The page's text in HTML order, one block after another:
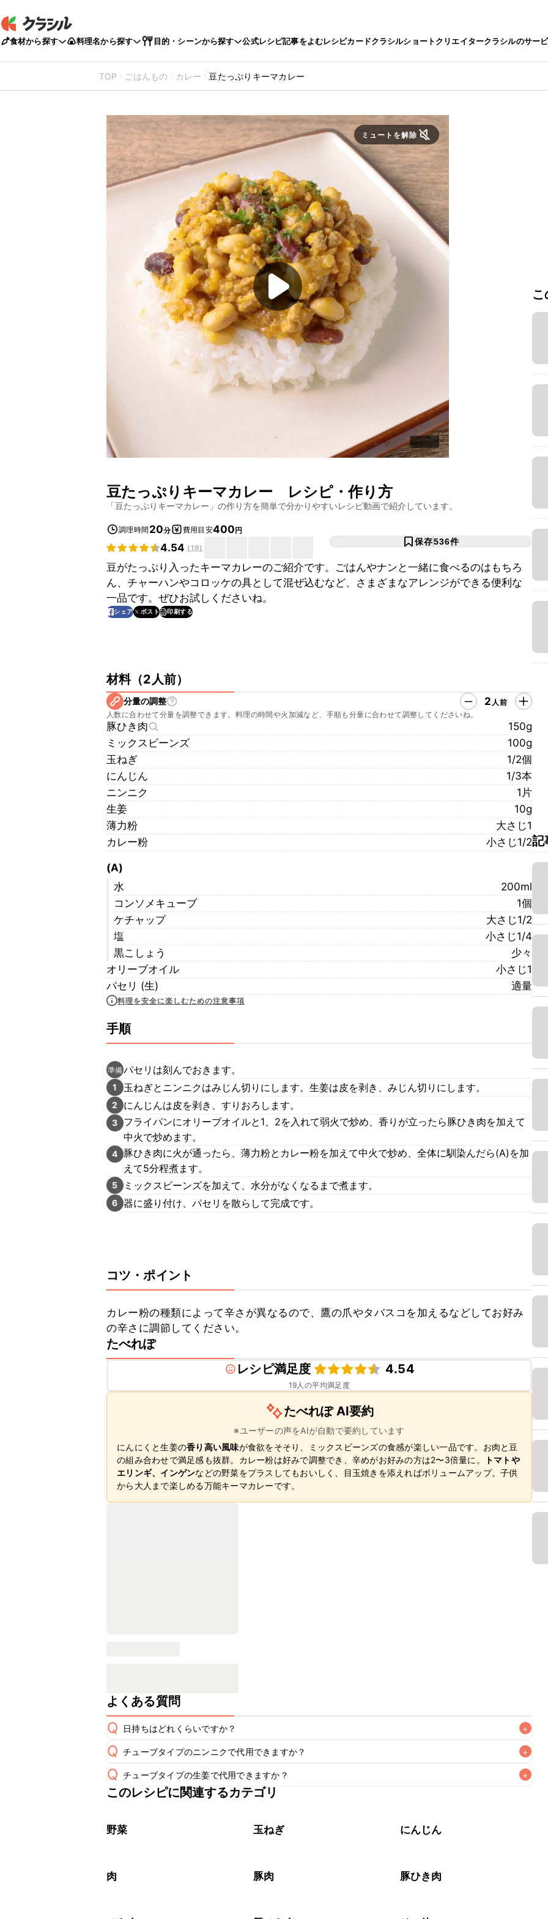
食材から探す 料理名から探す 目的・シーンから探す 公式レシピ記事をよむレシピカードクラシルショートクリエイタークラシルのサー
TOP ごはんもの カレー 豆たっぷりキーマカレー
ミュートを解除
豆たっぷりキーマカレー レシピ・作り方
「豆たっぷりキーマカレー 」の作り方を簡単で分かりやすいレシピ動画で紹介しています。
調理時間 20分 費用目安400円
4.54 (19)
保存536件
豆がたっぷり入ったキーマカレーのご紹介です。ごはんやナンと一緒に食べるのはもちろ
ん、チャーハンやコロッケの具として混ぜ込むなど、さまざまなアレンジができる便利な
一品です。ぜひお試しくださいね。
シェア ポスト 印刷する
材料（2人前）
分量の調整 2 人前
人数に合わせて分量を調整できます。料理の時間や火加減など、手順も分量に合わせて調整してくださいね。
豚ひき肉
150g
ミックスビーンズ
100g
玉ねぎ
1/2個
にんじん
1/3本
ニンニク
1片
生姜
10g
薄力粉
大さじ1
カレー粉
小さじ1/2
(A)
水
200ml
コンソメキューブ
1個
ケチャップ
大さじ1/2
塩
小さじ1/4
黒こしょう
少々
オリーブオイル
小さじ1
パセリ (生)
適量
料理を安全に楽しむための注意事項
手順
準備パセリは刻んでおきます。
1 玉ねぎとニンニクはみじん切りにします。生姜は皮を剥き、みじん切りにします。
2 にんじんは皮を剥き、すりおろします。
3
フライパンにオリーブオイルと1、2を入れて弱火で炒め、香りが立ったら豚ひき肉を加えて
中火で炒めます。
4
豚ひき肉に火が通ったら、薄力粉とカレー粉を加えて中火で炒め、全体に馴染んだら(A)を加
えて5分程煮ます。
5 ミックスビーンズを加えて、水分がなくなるまで煮ます。
6 器に盛り付け、パセリを散らして完成です。
コツ・ポイント
カレー粉の種類によって辛さが異なるので、鷹の爪やタバスコを加えるなどしてお好み
の辛さに調節してください。
たべれぽ
レシピ満足度
4.54
19人の平均満足度
たべれぽ AI要約
※ユーザーの声をAIが自動で要約しています
にんにくと生姜の香り高い風味が食欲をそそり、ミックスビーンズの食感が楽しい一品です。お肉と豆
の組み合わせで満足感も抜群。カレー粉は好みで調整でき、辛めがお好みの方は2〜3倍量に。
トマトや
エリンギ、インゲンなどの野菜をプラスしてもおいしく、目玉焼きを添えればボリュームアップ。子供
から大人まで楽しめる万能キーマカレーです。
よくある質問
Q 日持ちはどれくらいですか？ +
A
保存期間は冷蔵で翌日中が目安です。なるべくお早めにお召し上がりください。
※日持ちは目安です。こちら
Q チューブタイプのニンニクで代用できますか？ +
A チューブタイプのニンニクを使用してもお作りいただけます。小さじ1を目安に加え、お好みの風味
になるようご調節ください。
Q チューブタイプの生姜で代用できますか？ +
チューブタイプの生姜を使用してもお作りいただけます。大さじ1を目安に加え、お好みの風味にな
このレシピに関連するカテゴリ
野菜 玉ねぎ にんじん
肉 豚肉 豚ひき肉
記